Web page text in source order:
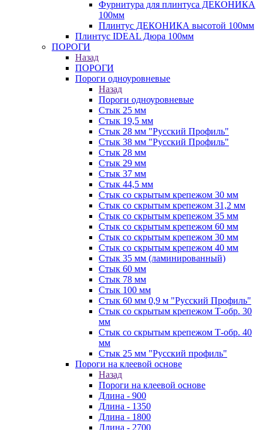
Фурнитура для плинтуса ДЕКОНИКА
100мм
Плинтус ДЕКОНИКА высотой 100мм
Плинтус IDEAL Дюра 100мм
ПОРОГИ
Назад
ПОРОГИ
Пороги одноуровневые
Назад
Пороги одноуровневые
Стык 25 мм
Стык 19,5 мм
Стык 28 мм "Русский Профиль"
Стык 38 мм "Русский Профиль"
Стык 28 мм
Стык 29 мм
Стык 37 мм
Стык 44,5 мм
Стык со скрытым крепежом 30 мм
Стык со скрытым крепежом 31,2 мм
Стык со скрытым крепежом 35 мм
Стык со скрытым крепежом 60 мм
Стык со скрытым крепежом 30 мм
Стык со скрытым крепежом 40 мм
Стык 35 мм (ламинированный)
Стык 60 мм
Стык 78 мм
Стык 100 мм
Стык 60 мм 0,9 м "Русский Профиль"
Стык со скрытым крепежом Т-обр. 30
мм
Стык со скрытым крепежом Т-обр. 40
мм
Стык 25 мм "Русский профиль"
Пороги на клеевой основе
Назад
Пороги на клеевой основе
Длина - 900
Длина - 1350
Длина - 1800
Длина - 2700